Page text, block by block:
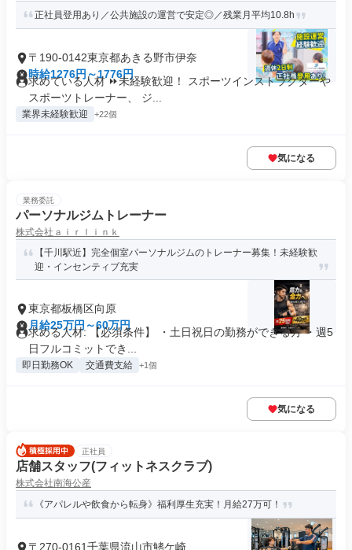
正社員登用あり／公共施設の運営で安定◎／残業月平均10.8h
〒190-0142東京都あきる野市伊奈
時給1276円～1776円
求めている人材 ⏩未経験歓迎！ スポーツインストラクターや
スポーツトレーナー、 ジ...
業界未経験歓迎 +22個
気になる
業務委託
パーソナルジムトレーナー
株式会社ａｉｒｌｉｎｋ
【千川駅近】完全個室パーソナルジムのトレーナー募集！未経験歓
迎・インセンティブ充実
東京都板橋区向原
月給25万円～60万円
求める人材: 【必須条件】 ・土日祝日の勤務ができる方 ・週5
日フルコミットでき...
即日勤務OK 交通費支給 +1個
気になる
正社員
店舗スタッフ(フィットネスクラブ)
株式会社南海公産
《アパレルや飲食から転身》福利厚生充実！月給27万可！
〒270-0161千葉県流山市鰭ケ崎